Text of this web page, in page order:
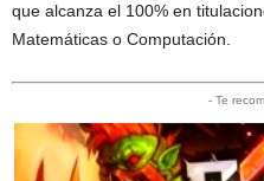
que alcanza el 100% en
Matemáticas o Computación.
- Te